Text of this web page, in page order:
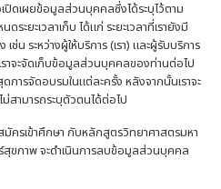
ปิดเผยข้อมูลส่วนบุคคลซึ่งได้ระบุไว้ตาม
ะยะเวลาเก็บ ได้แก่ ระยะเวลาที่เรายังมี
น ระหว่างผู้ให้บริการ (เรา) และผู้รับบริการ
าจะจัดเก็บข้อมูลส่วนบุคคลของท่านต่อไป
การจัดอบรมในแต่ละครั้ง หลังจากนั้นเราจะ
สามารถระบุตัวตนได้ต่อไป
มัครเข้าศึกษา กับหลักสูตรวิทยาศาสตรมหา
ขภาพ จะดำเนินการลบข้อมูลส่วนบุคคล